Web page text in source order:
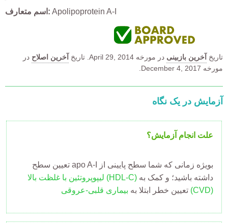
اسم متعارف
Apolipoprotein A-I
تاریخ آخرین بازبینی در مورخه April 29, 2014. تاریخ آخرین اصلاح در
مورخه December 4, 2017.
آزمایش در یک نگاه
علت انجام آزمایش؟
تعیین سطح apo A-I بویژه زمانی که شما سطح پایینی از
لیپوپروتئین با غلظت بالا (HDL-C)
تعیین خطر ابتلا به بیماری قلبی-عروقی (CVD)